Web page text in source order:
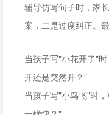
辅导仿写句子时，家
案，二是过度纠正。
当孩子写"小花开了"
开还是突然开？"
当孩子写"小鸟飞"时